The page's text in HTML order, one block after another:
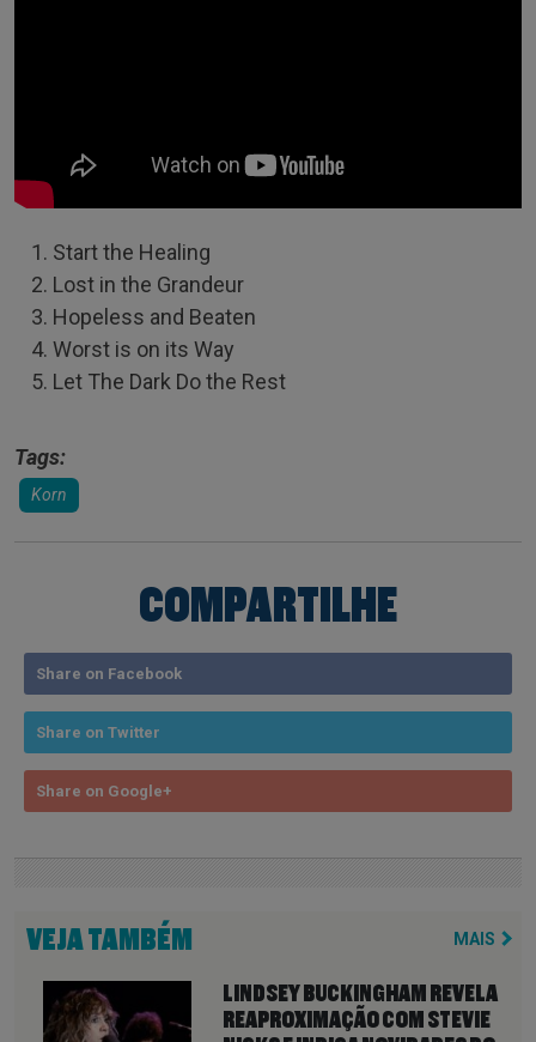
Start the Healing
Lost in the Grandeur
Hopeless and Beaten
Worst is on its Way
Let The Dark Do the Rest
Tags:
Korn
COMPARTILHE
Share on Facebook
Share on Twitter
Share on Google+
VEJA TAMBÉM MAIS
LINDSEY BUCKINGHAM REVELA
REAPROXIMAÇÃO COM STEVIE